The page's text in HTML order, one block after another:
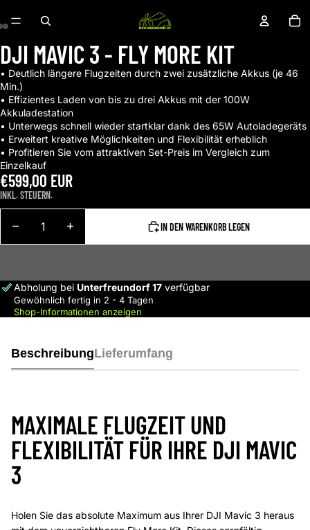
DJI MAVIC 3 - FLY MORE KIT
• Deutlich längere Flugzeiten durch zwei zusätzliche Akkus (je 46
Min.)
• Effizientes Laden von bis zu drei Akkus mit der 100W
Akkuladestation
• Unterwegs schnell wieder startklar dank des 65W Autoladegeräts
• Erweitert kreative Möglichkeiten und Flexibilität erheblich
• Profitieren Sie vom attraktiven Set-Preis im Vergleich zum
Einzelkauf
€599,00 EUR
INKL. STEUERN.
MENGE
MENGE
IN DEN WARENKORB LEGEN
Abholung bei Unterfreundorf 17 verfügbar
Gewöhnlich fertig in 2 - 4 Tagen
Shop-Informationen anzeigen
BeschreibungLieferumfang
MAXIMALE FLUGZEIT UND
FLEXIBILITÄT FÜR IHRE DJI MAVIC
3
Holen Sie das absolute Maximum aus Ihrer DJI Mavic 3 heraus